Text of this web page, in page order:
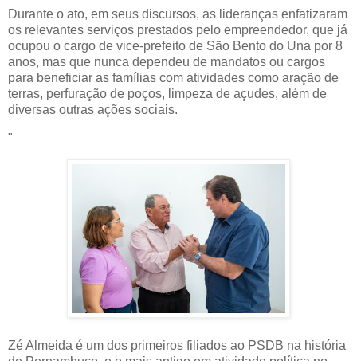
Durante o ato, em seus discursos, as lideranças enfatizaram
os relevantes serviços prestados pelo empreendedor, que já
ocupou o cargo de vice-prefeito de São Bento do Una por 8
anos, mas que nunca dependeu de mandatos ou cargos
para beneficiar as famílias com atividades como aração de
terras, perfuração de poços, limpeza de açudes, além de
diversas outras ações sociais.
"
Zé Almeida é um dos primeiros filiados ao PSDB na história